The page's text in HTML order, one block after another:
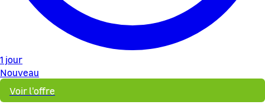
1 jour
Nouveau
Voir l'offre